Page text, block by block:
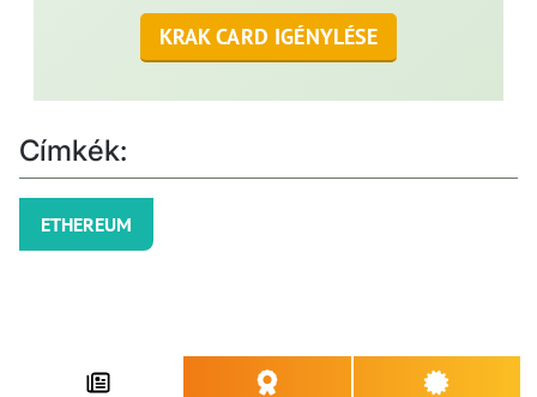
KRAK CARD IGÉNYLÉSE
Címkék:
ETHEREUM